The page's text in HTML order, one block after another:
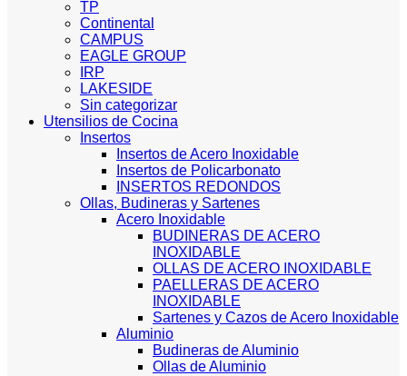
TP
Continental
CAMPUS
EAGLE GROUP
IRP
LAKESIDE
Sin categorizar
Utensilios de Cocina
Insertos
Insertos de Acero Inoxidable
Insertos de Policarbonato
INSERTOS REDONDOS
Ollas, Budineras y Sartenes
Acero Inoxidable
BUDINERAS DE ACERO
INOXIDABLE
OLLAS DE ACERO INOXIDABLE
PAELLERAS DE ACERO
INOXIDABLE
Sartenes y Cazos de Acero Inoxidable
Aluminio
Budineras de Aluminio
Ollas de Aluminio